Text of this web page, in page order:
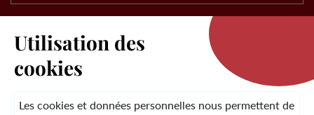
LA MARQUE
Utilisation des
cookies
Les cookies et données personnelles nous permettent de